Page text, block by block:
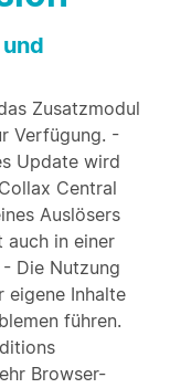
Zusatzmodul
Verfügung. -
Update wird
Central
Auslösers
auch in einer
Die Nutzung
eigene Inhalte
führen.
Browser-